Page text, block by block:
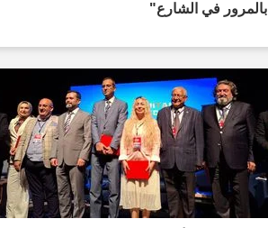
بالمرور في الشارع"